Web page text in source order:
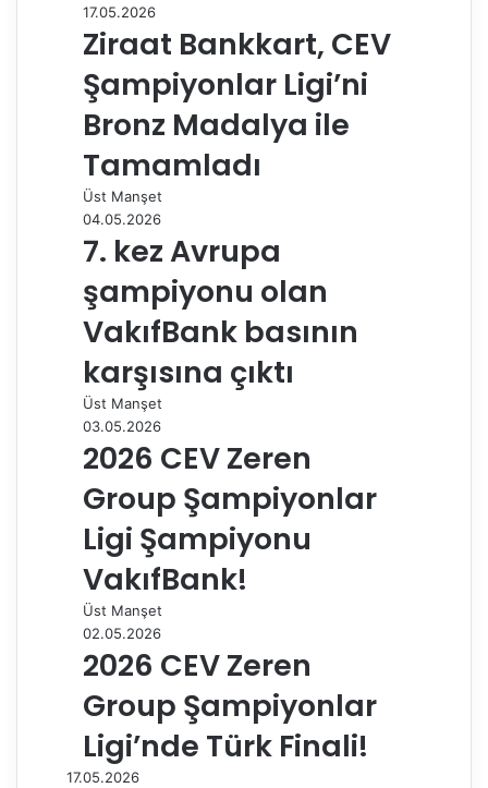
pm
i
l
p
a
y
l
a
ş
17.05.2026
Ziraat Bankkart, CEV
Şampiyonlar Ligi’ni
Bronz Madalya ile
Tamamladı
Üst Manşet
04.05.2026
7. kez Avrupa
şampiyonu olan
VakıfBank basının
karşısına çıktı
Üst Manşet
03.05.2026
2026 CEV Zeren
Group Şampiyonlar
Ligi Şampiyonu
VakıfBank!
Üst Manşet
02.05.2026
2026 CEV Zeren
Group Şampiyonlar
Ligi’nde Türk Finali!
17.05.2026